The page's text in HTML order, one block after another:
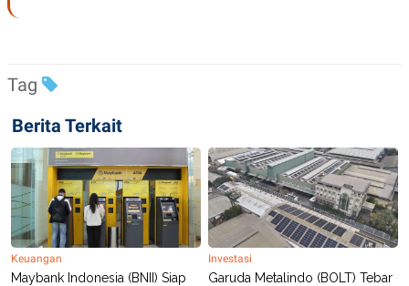
Tag
Berita Terkait
Keuangan
Maybank Indonesia (BNII) Siap
Investasi
Garuda Metalindo (BOLT) Tebar